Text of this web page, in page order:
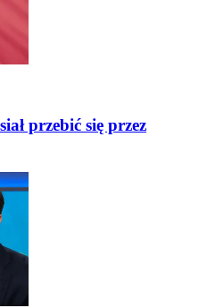
przebić się przez